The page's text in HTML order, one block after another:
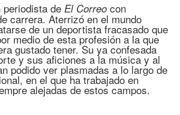
de El Correo con
carrera. Aterrizó en el mundo
de un deportista fracasado que
medio de esta profesión a la que
gustado tener. Su ya confesada
y sus aficiones a la música y al
podido ver plasmadas a lo largo de
en el que ha trabajado en
alejadas de estos campos.